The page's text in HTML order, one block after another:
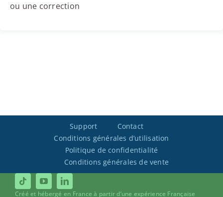
ou une correction
Support
Contact
Conditions générales d’utilisation
Politique de confidentialité
Conditions générales de vente
Créé et hébergé en France à partir d’une expérience Française